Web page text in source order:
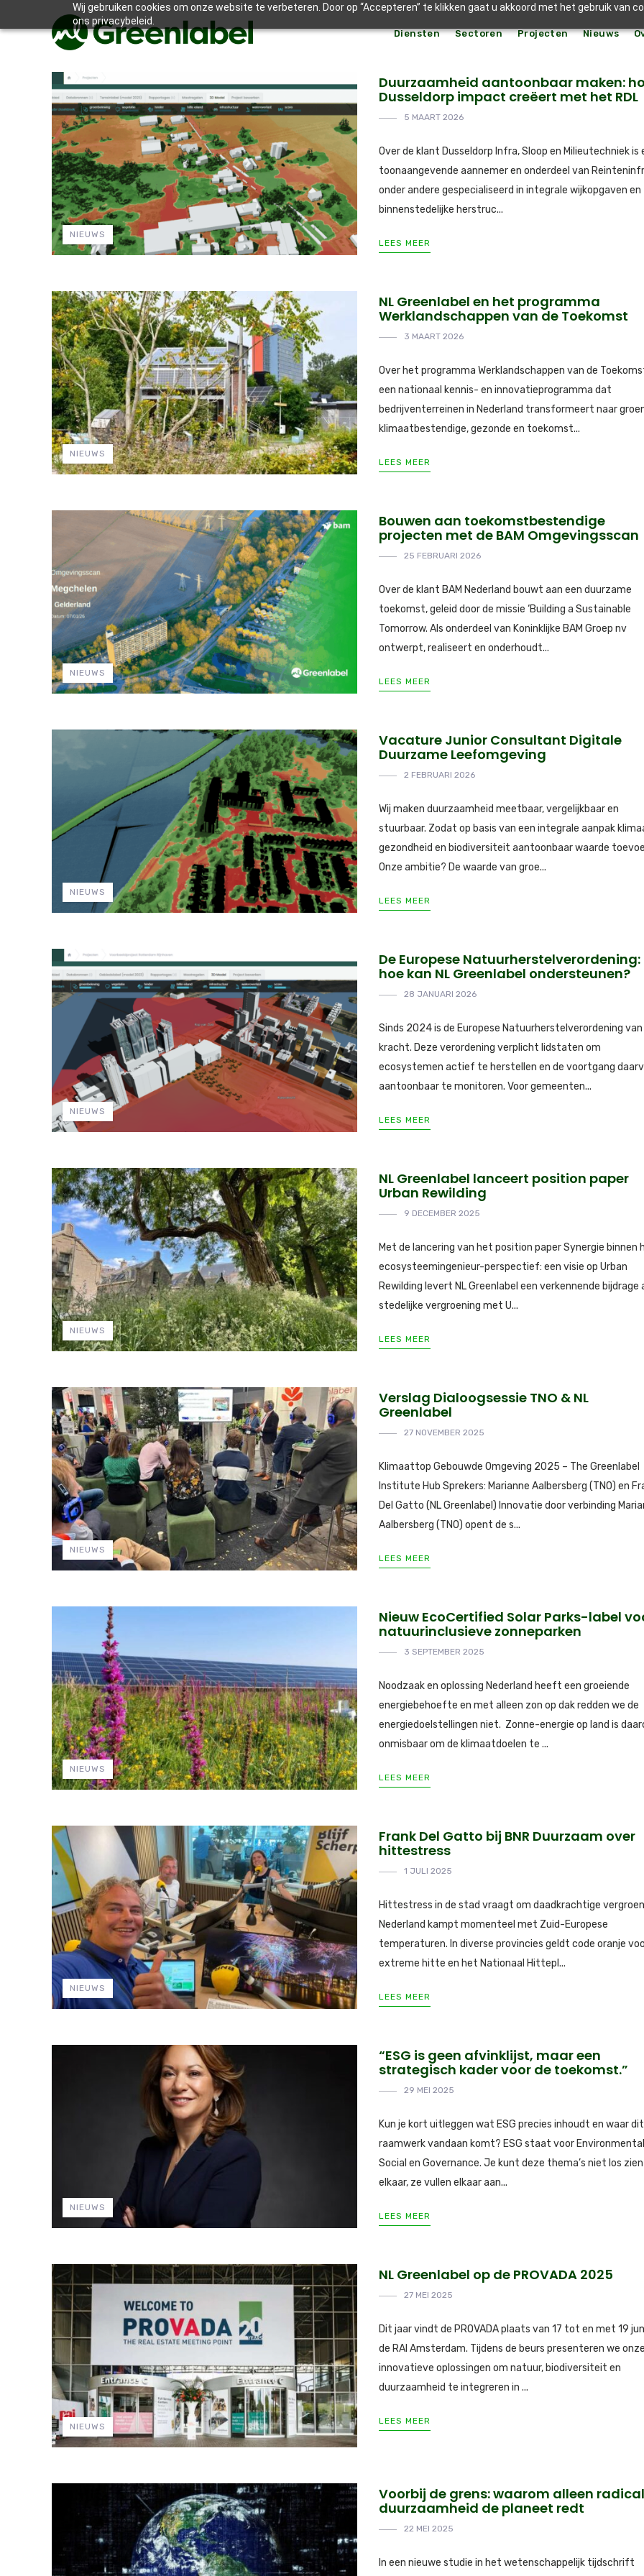
Wij gebruiken cookies om onze website te verbeteren. Door op “Accepteren” te klikken gaat u akkoord met het gebruik van
ons privacybeleid.
Diensten Sectoren Projecten Nieuws
NIEUWS
Duurzaamheid aantoonbaar maken:
Dusseldorp impact creëert met het RDL
5 MAART 2026
Over de klant Dusseldorp Infra, Sloop en Milieutechniek is
toonaangevende aannemer en onderdeel van
onder andere gespecialiseerd in integrale wijkopgaven en
binnenstedelijke herstruc...
LEES MEER
NIEUWS
NL Greenlabel en het programma
Werklandschappen van de Toekomst
3 MAART 2026
Over het programma Werklandschappen van de
een nationaal kennis- en innovatieprogramma dat
bedrijventerreinen in Nederland transformeert naar
klimaatbestendige, gezonde en toekomst...
LEES MEER
NIEUWS
Bouwen aan toekomstbestendige
projecten met de BAM Omgevingsscan
25 FEBRUARI 2026
Over de klant BAM Nederland bouwt aan een duurzame
toekomst, geleid door de missie ‘Building a Sustainable
Tomorrow. Als onderdeel van Koninklijke BAM Groep nv
ontwerpt, realiseert en onderhoudt...
LEES MEER
NIEUWS
Vacature Junior Consultant Digitale
Duurzame Leefomgeving
2 FEBRUARI 2026
Wij maken duurzaamheid meetbaar, vergelijkbaar en
stuurbaar. Zodat op basis van een integrale aanpak
gezondheid en biodiversiteit aantoonbaar waarde
Onze ambitie? De waarde van groe...
LEES MEER
NIEUWS
De Europese Natuurherstelverordening:
hoe kan NL Greenlabel ondersteunen?
28 JANUARI 2026
Sinds 2024 is de Europese Natuurherstelverordening van
kracht. Deze verordening verplicht lidstaten om
ecosystemen actief te herstellen en de voortgang
aantoonbaar te monitoren. Voor gemeenten...
LEES MEER
NIEUWS
NL Greenlabel lanceert position paper
Urban Rewilding
9 DECEMBER 2025
Met de lancering van het position paper Synergie binnen
ecosysteemingenieur-perspectief: een visie op Urban
Rewilding levert NL Greenlabel een verkennende bijdrage
stedelijke vergroening met U...
LEES MEER
NIEUWS
Verslag Dialoogsessie TNO & NL
Greenlabel
27 NOVEMBER 2025
Klimaattop Gebouwde Omgeving 2025 – The Greenlabel
Institute Hub Sprekers: Marianne Aalbersberg (TNO) en
Del Gatto (NL Greenlabel) Innovatie door verbinding
Aalbersberg (TNO) opent de s...
LEES MEER
NIEUWS
Nieuw EcoCertified Solar Parks-label
natuurinclusieve zonneparken
3 SEPTEMBER 2025
Noodzaak en oplossing Nederland heeft een groeiende
energiebehoefte en met alleen zon op dak redden we de
energiedoelstellingen niet. Zonne-energie op land is
onmisbaar om de klimaatdoelen te ...
LEES MEER
NIEUWS
Frank Del Gatto bij BNR Duurzaam over
hittestress
1 JULI 2025
Hittestress in de stad vraagt om daadkrachtige
Nederland kampt momenteel met Zuid-Europese
temperaturen. In diverse provincies geldt code oranje
extreme hitte en het Nationaal Hittepl...
LEES MEER
NIEUWS
“ESG is geen afvinklijst, maar een
strategisch kader voor de toekomst.”
29 MEI 2025
Kun je kort uitleggen wat ESG precies inhoudt en waar dit
raamwerk vandaan komt? ESG staat voor
Social en Governance. Je kunt deze thema’s niet los
elkaar, ze vullen elkaar aan...
LEES MEER
NIEUWS
NL Greenlabel op de PROVADA 2025
27 MEI 2025
Dit jaar vindt de PROVADA plaats van 17 tot en met 19
de RAI Amsterdam. Tijdens de beurs presenteren we onze
innovatieve oplossingen om natuur, biodiversiteit en
duurzaamheid te integreren in ...
LEES MEER
Voorbij de grens: waarom alleen
duurzaamheid de planeet redt
22 MEI 2025
In een nieuwe studie in het wetenschappelijk tijdschrift